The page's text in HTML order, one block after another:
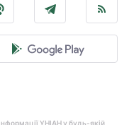
УНІАН у будь-якій